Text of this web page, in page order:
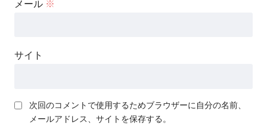
メール ※
サイト
次回のコメントで使用するためブラウザーに自分の名前、
メールアドレス、サイトを保存する。